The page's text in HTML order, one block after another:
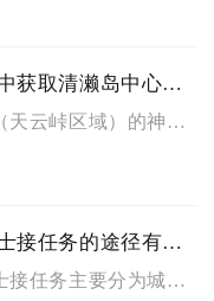
如何在原神中获取清濑岛中心神瞳
清濑岛中心（天云峠区域）的神瞳需完成清籁逐雷记前置、激活雷极...
地下城与勇士接任务的途径有哪些
地下城与勇士接任务主要分为城镇NPC对话接取、城镇布告栏委托...